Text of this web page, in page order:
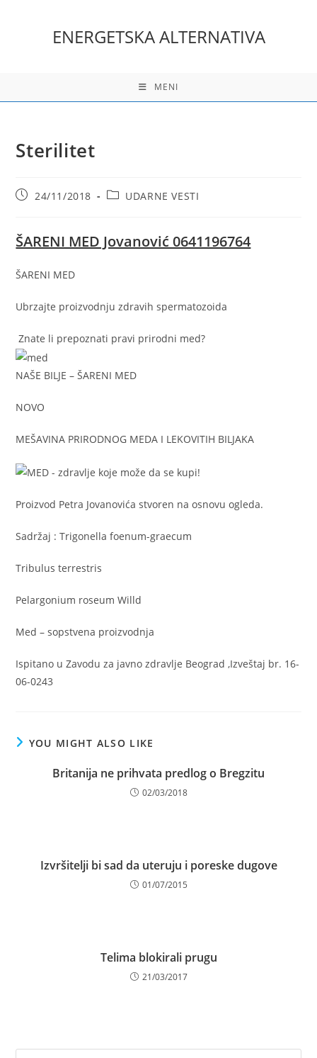
ENERGETSKA ALTERNATIVA
MENI
Sterilitet
Post24/11/2018
PostUDARNE VESTI
ŠARENI MED Jovanović 0641196764
ŠARENI MED
Ubrzajte proizvodnju zdravih spermatozoida
Znate li prepoznati pravi prirodni med?
NAŠE BILJE – ŠARENI MED
NOVO
MEŠAVINA PRIRODNOG MEDA I LEKOVITIH BILJAKA
Proizvod Petra Jovanovića stvoren na osnovu ogleda.
Sadržaj : Trigonella foenum-graecum
Tribulus terrestris
Pelargonium roseum Willd
Med – sopstvena proizvodnja
Ispitano u Zavodu za javno zdravlje Beograd ,Izveštaj br. 16-
06-0243
YOU MIGHT ALSO LIKE
Britanija ne prihvata predlog o Bregzitu
02/03/2018
Izvršitelji bi sad da uteruju i poreske dugove
01/07/2015
Telima blokirali prugu
21/03/2017